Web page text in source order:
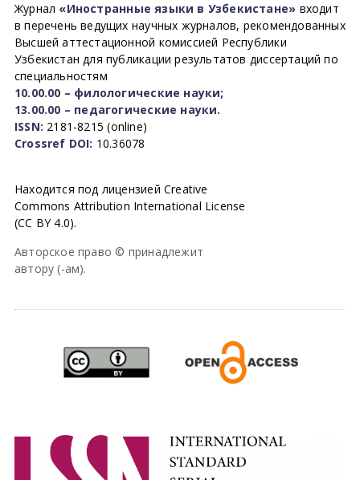
Журнал «Иностранные языки в Узбекистане» входит
в перечень ведущих научных журналов, рекомендованных
Высшей аттестационной комиссией Республики
Узбекистан для публикации результатов диссертаций по
специальностям
10.00.00 – филологические науки;
13.00.00 – педагогические науки.
ISSN: 2181-8215 (online)
Crossref DOI: 10.36078
Находится под лицензией Creative
Commons Attribution International License
(CC BY 4.0).
Авторское право © принадлежит
автору (-ам).